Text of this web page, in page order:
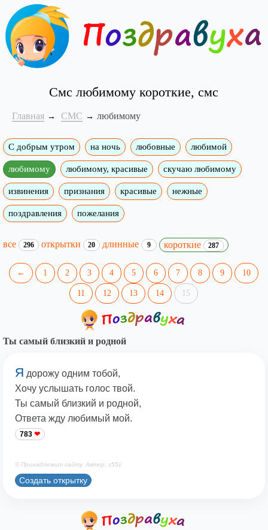
Смс любимому короткие, смс
Главная СМС любимому
С добрым утром на ночь любовные любимой
любимому любимому, красивые скучаю любимому
извинения признания красивые нежные
поздравления пожелания
все 296 открытки 20 длинные 9 короткие 287
← 1 2 3 4 5 6 7 8 9 10
11 12 13 14 15
Ты самый близкий и родной
Я дорожу одним тобой,
Хочу услышать голос твой.
Ты самый близкий и родной,
Ответа жду любимый мой.
783
© Принадлежит сайту. Автор: z55z
Создать открытку